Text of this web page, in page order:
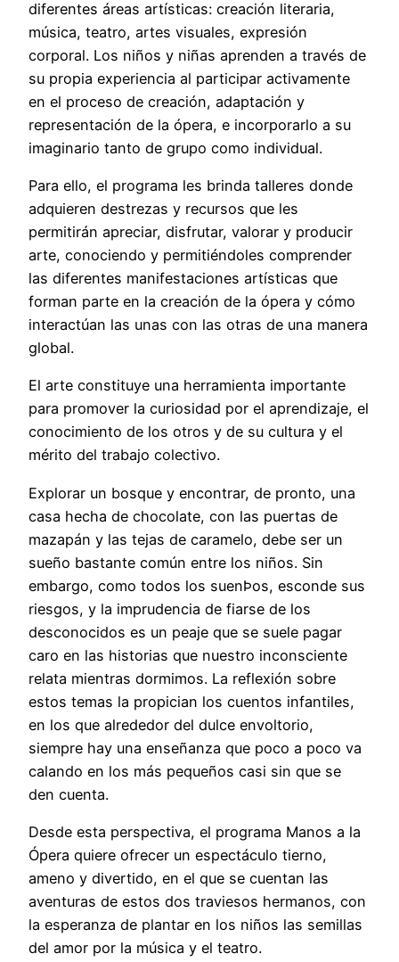
diferentes áreas artísticas: creación literaria,
música, teatro, artes visuales, expresión
corporal. Los niños y niñas aprenden a través de
su propia experiencia al participar activamente
en el proceso de creación, adaptación y
representación de la ópera, e incorporarlo a su
imaginario tanto de grupo como individual.
Para ello, el programa les brinda talleres donde
adquieren destrezas y recursos que les
permitirán apreciar, disfrutar, valorar y producir
arte, conociendo y permitiéndoles comprender
las diferentes manifestaciones artísticas que
forman parte en la creación de la ópera y cómo
interactúan las unas con las otras de una manera
global.
El arte constituye una herramienta importante
para promover la curiosidad por el aprendizaje, el
conocimiento de los otros y de su cultura y el
mérito del trabajo colectivo.
Explorar un bosque y encontrar, de pronto, una
casa hecha de chocolate, con las puertas de
mazapán y las tejas de caramelo, debe ser un
sueño bastante común entre los niños. Sin
embargo, como todos los suenÞos, esconde sus
riesgos, y la imprudencia de fiarse de los
desconocidos es un peaje que se suele pagar
caro en las historias que nuestro inconsciente
relata mientras dormimos. La reflexión sobre
estos temas la propician los cuentos infantiles,
en los que alrededor del dulce envoltorio,
siempre hay una enseñanza que poco a poco va
calando en los más pequeños casi sin que se
den cuenta.
Desde esta perspectiva, el programa Manos a la
Ópera quiere ofrecer un espectáculo tierno,
ameno y divertido, en el que se cuentan las
aventuras de estos dos traviesos hermanos, con
la esperanza de plantar en los niños las semillas
del amor por la música y el teatro.